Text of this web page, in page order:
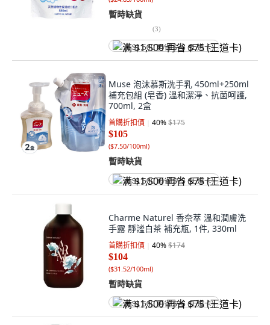
暫時缺貨
(3)
满 $1,500 再省 $75 (王道卡)
Muse 泡沫慕斯洗手乳 450ml+250ml
補充包組 (皂香) 溫和潔淨、抗菌呵護,
700ml, 2盒
首購折扣價 40%$175
$105
($7.50/100ml)
暫時缺貨
满 $1,500 再省 $75 (王道卡)
Charme Naturel 香奈萃 溫和潤膚洗
手露 靜謐白茶 補充瓶, 1件, 330ml
首購折扣價 40%$174
$104
($31.52/100ml)
暫時缺貨
满 $1,500 再省 $75 (王道卡)